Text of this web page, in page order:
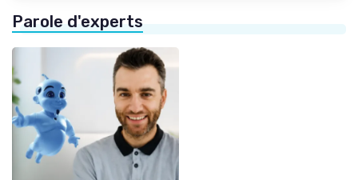
Parole d'experts